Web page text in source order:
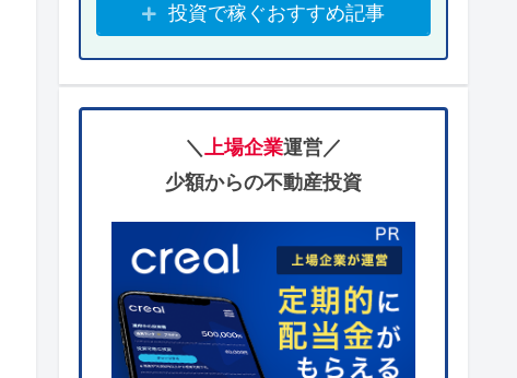
投資で稼ぐおすすめ記事
＼上場企業運営／
少額からの不動産投資